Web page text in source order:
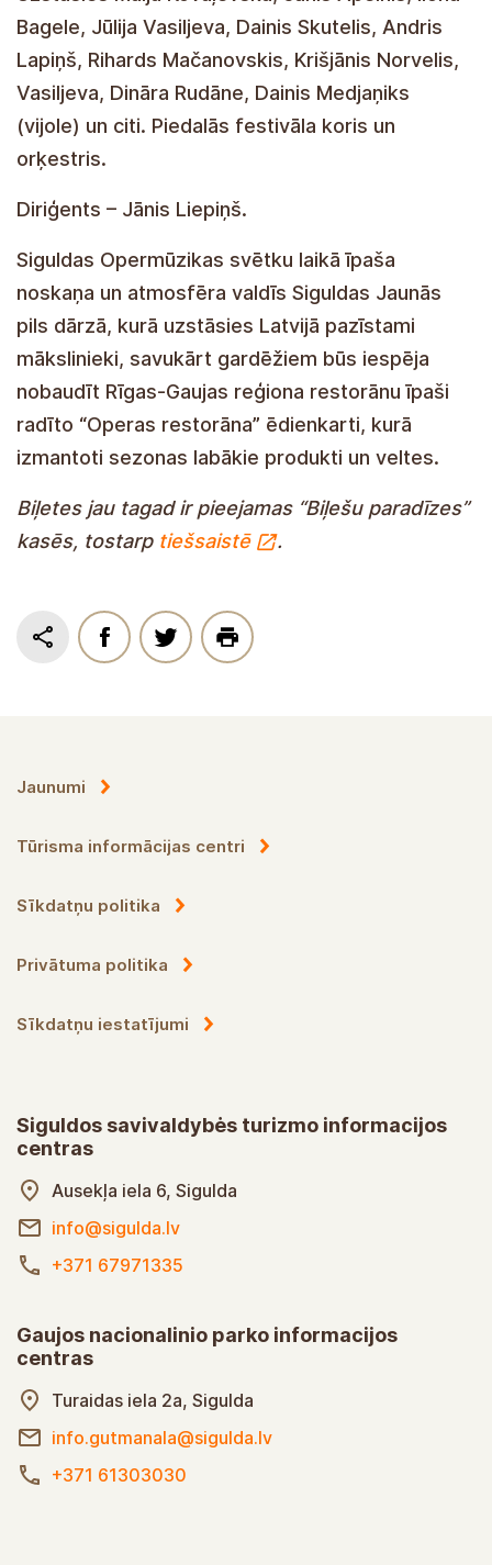
Uzstāsies Maija Kovaļevska, Jānis Apeinis, Ilona
Bagele, Jūlija Vasiljeva, Dainis Skutelis, Andris
Lapiņš, Rihards Mačanovskis, Krišjānis Norvelis,
Vasiljeva, Dināra Rudāne, Dainis Medjaņiks
orķestris.
Diriģents – Jānis Liepiņš.
Siguldas Opermūzikas svētku laikā īpaša
noskaņa un atmosfēra valdīs Siguldas Jaunās
pils dārzā, kurā uzstāsies Latvijā pazīstami
mākslinieki, savukārt gardēžiem būs iespēja
nobaudīt Rīgas-Gaujas reģiona restorānu īpaši
izmantoti sezonas labākie produkti un veltes.
kasēs, tostarptiešsaistē
Jaunumi
Tūrisma informācijas centri
Sīkdatņu politika
Privātuma politika
Siguldos savivaldybės turizmo informacijos
centras
Ausekļa iela 6, Sigulda
+371 67971335
Gaujos nacionalinio parko informacijos
centras
Turaidas iela 2a, Sigulda